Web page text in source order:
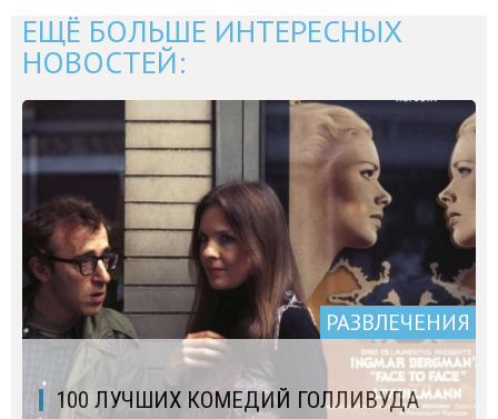
ЕЩЁ БОЛЬШЕ ИНТЕРЕСНЫХ
НОВОСТЕЙ:
РАЗВЛЕЧЕНИЯ
100 ЛУЧШИХ КОМЕДИЙ ГОЛЛИВУДА